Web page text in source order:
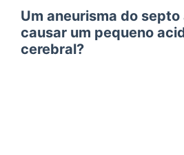
Um aneurisma do
causar um pequeno
cerebral?